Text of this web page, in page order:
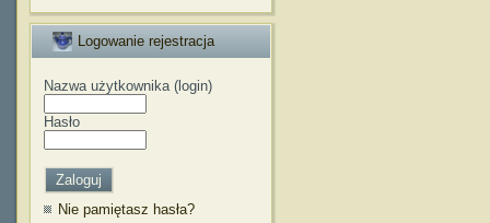
Logowanie rejestracja
Nazwa użytkownika (login)
Hasło
Nie pamiętasz hasła?